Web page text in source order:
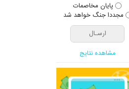
پایان مخاصمات
مجددا جنگ خواهد شد
مشاهده نتایج